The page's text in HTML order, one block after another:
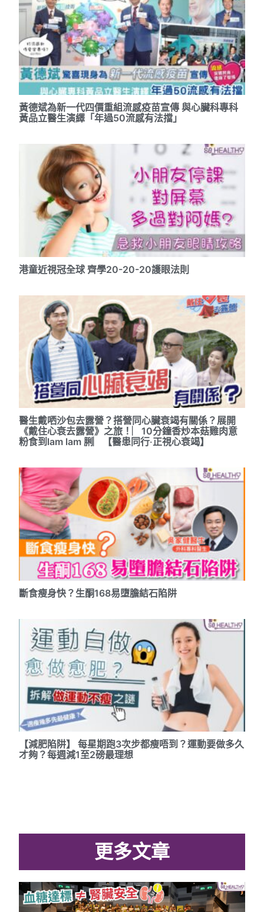
黃德斌為新一代四價重組流感疫苗宣傳 與心臟科專科
黃品立醫生演繹「年過50流感有法擋」
港童近視冠全球 齊學20-20-20護眼法則
醫生戴哂沙包去露營？搭營同心臟衰竭有關係？展開
《戴住心衰去露營》之旅！︳10分鐘香炒本菇雞肉意
粉食到lam lam 脷︳【醫患同行‧正視心衰竭】
斷食瘦身快？生酮168易墮膽結石陷阱
【減肥陷阱】 每星期跑3次步都瘦唔到？運動要做多久
才夠？每週減1至2磅最理想
更多文章